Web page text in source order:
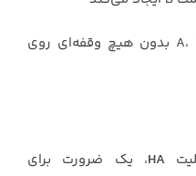
در صورت خرابی هاست A، VM بدون هیچ وقفه‌ای روی
HA، یک ضرورت برای